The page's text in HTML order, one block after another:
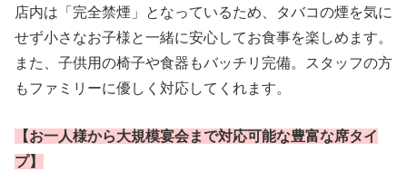
店内は「完全禁煙」となっているため、タバコの煙を気に
せず小さなお子様と一緒に安心してお食事を楽しめます。
また、子供用の椅子や食器もバッチリ完備。スタッフの方
もファミリーに優しく対応してくれます。
【お一人様から大規模宴会まで対応可能な豊富な席タイ
プ】